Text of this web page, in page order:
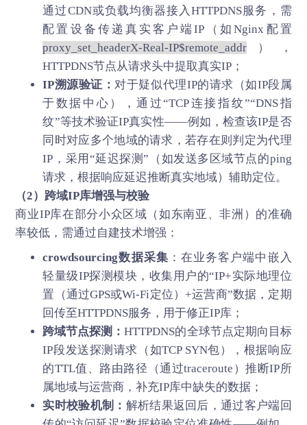
通过CDN或负载均衡器接入HTTPDNS服务，需
配置设备传递真实客户端IP（如Nginx配置
proxy_set_headerX-Real-IP$remote_addr ），
HTTPDNS节点从请求头中提取真实IP；
IP溯源验证：对于疑似代理IP的请求（如IP段属
于数据中心），通过“TCP连接指纹”“DNS指
纹”等技术验证IP真实性——例如，检查该IP是否
同时对应多个地域的请求，若存在则判定为代理
IP，采用“延迟探测”（如发送多区域节点的ping
请求，根据响应延迟推断真实地域）辅助定位。
（2）跨域IP库增强与校验
商业IP库在部分小众区域（如东南亚、非洲）的准确
率较低，需通过自建技术增强：
crowdsourcing数据采集 ：在业务客户端中嵌入
轻量级IP探测模块，收集用户的“IP+实际地理位
置（通过GPS或Wi-Fi定位）+运营商”数据，定期
回传至HTTPDNS服务，用于修正IP库；
跨域节点探测：HTTPDNS的全球节点定期向目标
IP段发送探测请求（如TCP SYN包），根据响应
的TTL值、路由路径（通过traceroute）推断IP所
属地域与运营商，补充IP库中缺失的数据；
实时校验机制： 解析结果返回后，通过客户端回